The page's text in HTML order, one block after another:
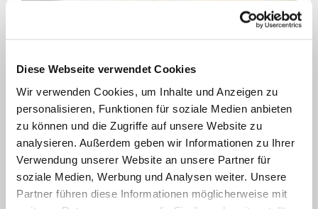
Diese Webseite verwendet Cookies
Wir verwenden Cookies, um Inhalte und Anzeigen zu
personalisieren, Funktionen für soziale Medien anbieten
zu können und die Zugriffe auf unsere Website zu
analysieren. Außerdem geben wir Informationen zu Ihrer
Verwendung unserer Website an unsere Partner für
soziale Medien, Werbung und Analysen weiter. Unsere
Partner führen diese Informationen möglicherweise mit
STUDIENBLOCK BEWEGUNGSAPPARAT
Der Studienblock "Bewegungsapparat" macht
die angehende Ärztinnen und Ärzten mit den
vielfältigen Krankheitsursachen und mit
Strategien für Prävention, Diagnostik,
Therapie und Rehabilitation vertraut. Da
interprofessionelle Zusammenarbeit hierbei